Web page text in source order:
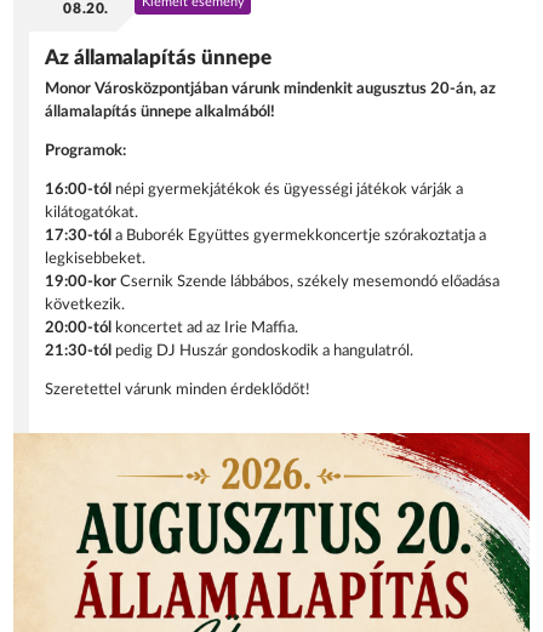
08.20.
Az államalapítás ünnepe
Monor Városközpontjában várunk mindenkit augusztus 20-án, az
államalapítás ünnepe alkalmából!
Programok:
16:00-tól népi gyermekjátékok és ügyességi játékok várják a
kilátogatókat.
17:30-tól a Buborék Együttes gyermekkoncertje szórakoztatja a
legkisebbeket.
19:00-korCsernik Szende lábbábos, székely mesemondó előadása
következik.
20:00-tól
koncertet ad az Irie Maffia.
21:30-tól pedig DJ Huszár gondoskodik a hangulatról.
Szeretettel várunk minden érdeklődőt!